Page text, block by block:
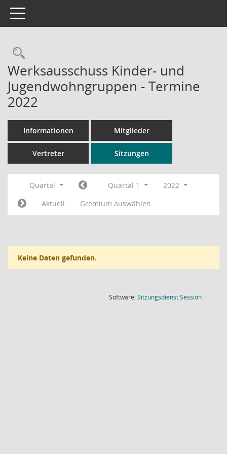
Toggle navigation
Rechercheauswahl
Werksausschuss Kinder- und
Jugendwohngruppen - Termine
2022
Informationen Mitglieder
Vertreter Sitzungen
Quartal Quartal 1
2022
Aktuell
Gremium auswählen
Keine Daten gefunden.
Software:SitzungsdienstSession(Wird in